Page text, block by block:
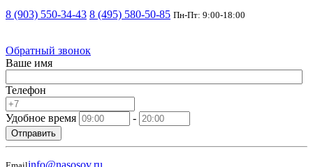
8 (903) 550-34-43 8 (495) 580-50-85 Пн-Пт: 9:00-18:00
Обратный звонок
Ваше имя
Телефон
Удобное время -
Отправить
info@nasosov.ru